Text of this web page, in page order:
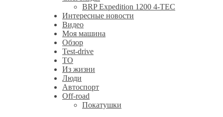
BRP Expedition 1200 4-TEC
Интересные новости
Видео
Моя машина
Обзор
Test-drive
ТО
Из жизни
Люди
Автоспорт
Off-road
Покатушки